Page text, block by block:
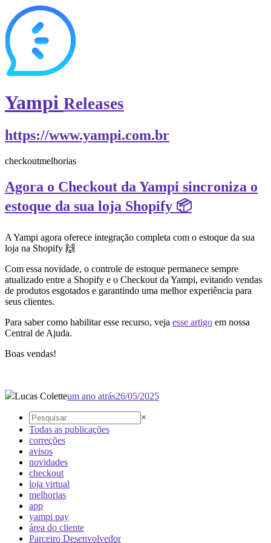
Yampi Releases
https://www.yampi.com.br
checkoutmelhorias
Agora o Checkout da Yampi sincroniza o
estoque da sua loja Shopify 📦
A Yampi agora oferece integração completa com o estoque da sua
loja na Shopify 🙌
Com essa novidade, o controle de estoque permanece sempre
atualizado entre a Shopify e o Checkout da Yampi, evitando vendas
de produtos esgotados e garantindo uma melhor experiência para
seus clientes.
Para saber como habilitar esse recurso, veja esse artigo em nossa
Central de Ajuda.
Boas vendas!
Lucas Coletteum ano atrás26/05/2025
×
Todas as publicações
correções
avisos
novidades
checkout
loja virtual
melhorias
app
yampi pay
área do cliente
Parceiro Desenvolvedor